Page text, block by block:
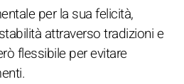
per la sua felicità,
attraverso tradizioni e
flessibile per evitare